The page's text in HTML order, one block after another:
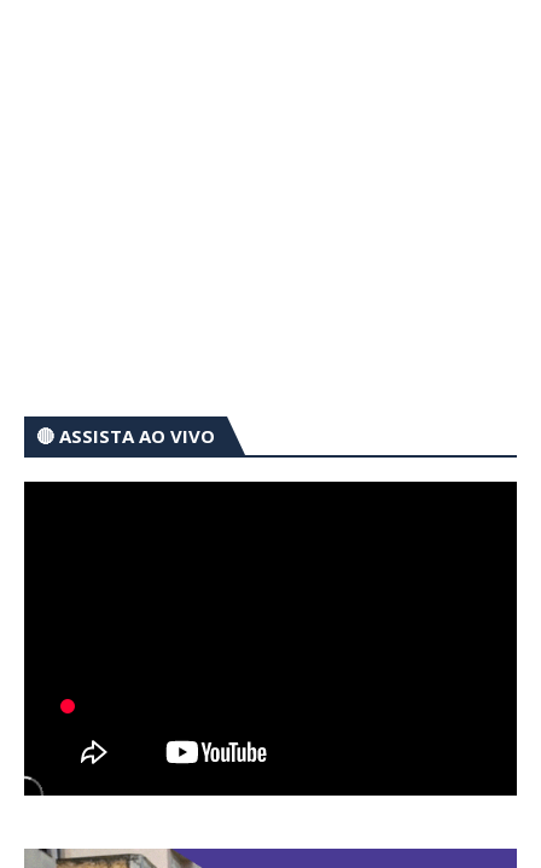
🔴 ASSISTA AO VIVO